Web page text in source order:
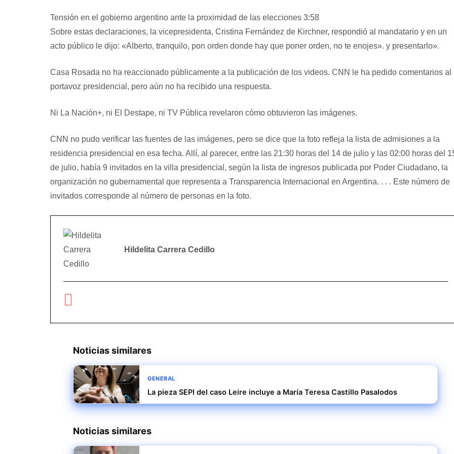
Tensión en el gobierno argentino ante la proximidad de las elecciones 3:58
Sobre estas declaraciones, la vicepresidenta, Cristina Fernández de Kirchner, respondió al mandatario y en un
acto público le dijo: «Alberto, tranquilo, pon orden donde hay que poner orden, no te enojes». y presentarlo».
Casa Rosada no ha reaccionado públicamente a la publicación de los videos. CNN le ha pedido comentarios al
portavoz presidencial, pero aún no ha recibido una respuesta.
Ni La Nación+, ni El Destape, ni TV Pública revelaron cómo obtuvieron las imágenes.
CNN no pudo verificar las fuentes de las imágenes, pero se dice que la foto refleja la lista de admisiones a la
residencia presidencial en esa fecha. Allí, al parecer, entre las 21:30 horas del 14 de julio y las 02:00 horas del
de julio, había 9 invitados en la villa presidencial, según la lista de ingresos publicada por Poder Ciudadano, la
organización no gubernamental que representa a Transparencia Internacional en Argentina. . . . Este número de
invitados corresponde al número de personas en la foto.
Hildelita Carrera Cedillo
Noticias similares
GENERAL
La pieza SEPI del caso Leire incluye a María Teresa Castillo Pasalodos
Noticias similares